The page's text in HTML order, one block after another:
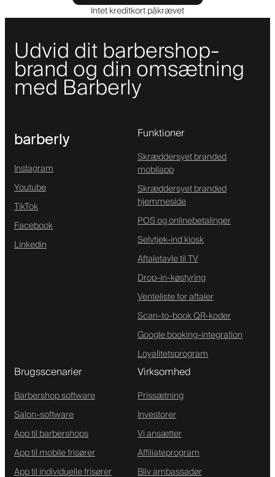
Intet kreditkort påkrævet
Udvid dit barbershop-
brand og din omsætning
med Barberly
barberly
Instagram
Youtube
TikTok
Facebook
Linkedin
Funktioner
Skræddersyet branded
mobilapp
Skræddersyet branded
hjemmeside
POS og onlinebetalinger
Selvtjek-ind kiosk
Aftaletavle til TV
Drop-in-køstyring
Venteliste for aftaler
Scan-to-book QR-koder
Google booking-integration
Loyalitetsprogram
Brugsscenarier
Barbershop software
Salon-software
App til barbershops
App til mobile frisører
App til individuelle frisører
Virksomhed
Prissætning
Investorer
Vi ansætter
Affiliateprogram
Bliv ambassadør